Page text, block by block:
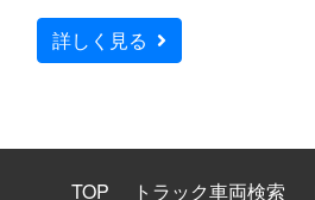
詳しく見る
TOP トラック車両検索